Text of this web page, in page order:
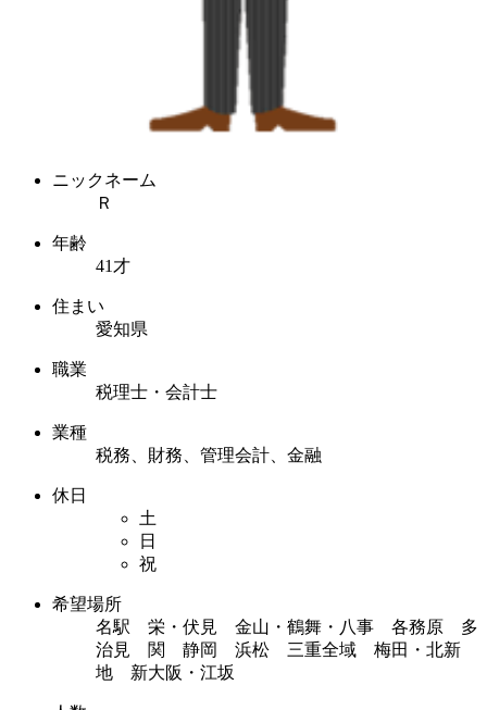
ニックネーム
Ｒ
年齢
41才
住まい
愛知県
職業
税理士・会計士
業種
税務、財務、管理会計、金融
休日
土
日
祝
希望場所
名駅 栄・伏見 金山・鶴舞・八事 各務原 多
治見 関 静岡 浜松 三重全域 梅田・北新
地 新大阪・江坂